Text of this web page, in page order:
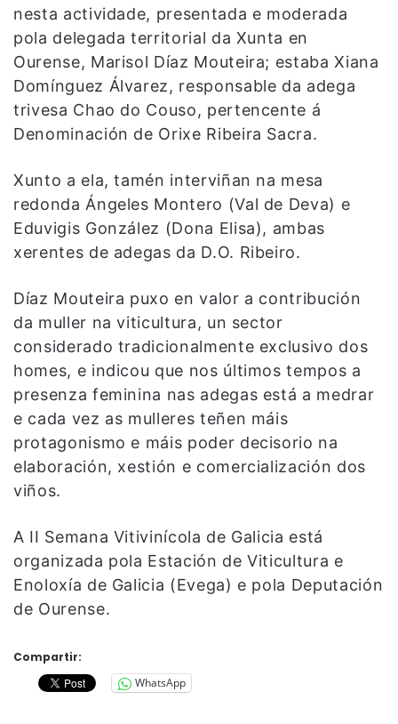
nesta actividade, presentada e moderada
pola delegada territorial da Xunta en
Ourense, Marisol Díaz Mouteira; estaba Xiana
Domínguez Álvarez, responsable da adega
trivesa Chao do Couso, pertencente á
Denominación de Orixe Ribeira Sacra.
Xunto a ela, tamén interviñan na mesa
redonda Ángeles Montero (Val de Deva) e
Eduvigis González (Dona Elisa), ambas
xerentes de adegas da D.O. Ribeiro.
Díaz Mouteira puxo en valor a contribución
da muller na viticultura, un sector
considerado tradicionalmente exclusivo dos
homes, e indicou que nos últimos tempos a
presenza feminina nas adegas está a medrar
e cada vez as mulleres teñen máis
protagonismo e máis poder decisorio na
elaboración, xestión e comercialización dos
viños.
A II Semana Vitivinícola de Galicia está
organizada pola Estación de Viticultura e
Enoloxía de Galicia (Evega) e pola Deputación
de Ourense.
Compartir:
WhatsApp